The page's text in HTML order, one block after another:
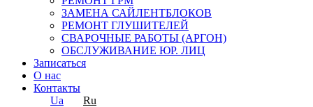
ЗАМЕНА САЙЛЕНТБЛОКОВ
РЕМОНТ ГЛУШИТЕЛЕЙ
СВАРОЧНЫЕ РАБОТЫ (АРГОН)
ОБСЛУЖИВАНИЕ ЮР. ЛИЦ
Записаться
О нас
Контакты
Ua
Ru